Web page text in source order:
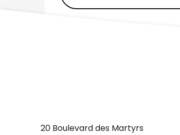
20 Boulevard des Martyrs